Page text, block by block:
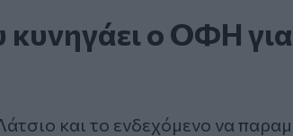
κυνηγάει ο ΟΦΗ
και το ενδεχόμενο να